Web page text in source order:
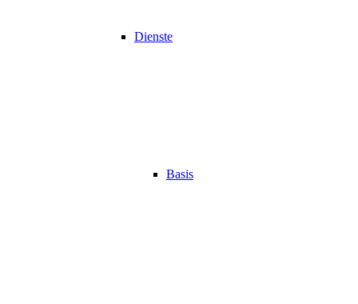
Dienste
Basis